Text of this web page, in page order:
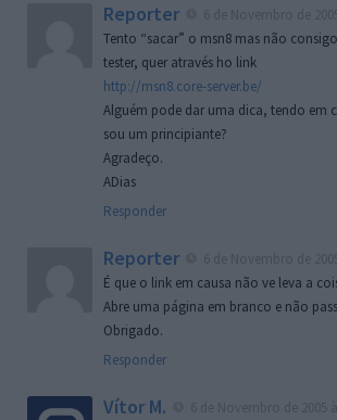
Reporter
Tento “sacar” o msn8 mas não
tester, quer através ho link
http://msn8.core-server.be/
Alguém pode dar uma dica, tendo em
sou um principiante?
Agradeço.
ADias
Responder
Reporter
É que o link em causa não ve leva a
Abre uma página em branco e não
Obrigado.
Responder
Vítor M.